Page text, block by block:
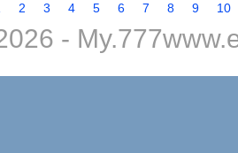
2 3 4 5 6 7 8 9 10
-